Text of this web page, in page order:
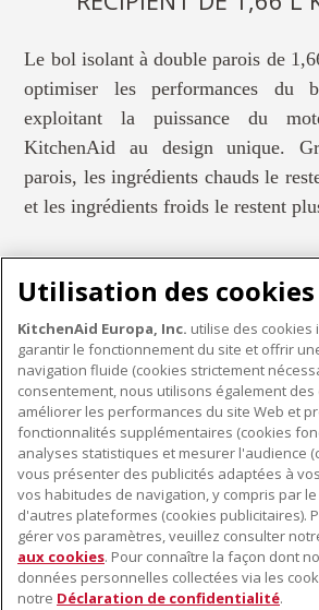
Le bol isolant à double parois de
optimiser les performances du
exploitant la puissance du
KitchenAid au design unique.
parois, les ingrédients chauds le
et les ingrédients froids le restent
PETITS
À PROPOS DE KITCHENAID
À propos de KitchenAid
Histoire de la marque
Communiqués de presse
ODR
NOS PRODUITS
Petits électroménagers
Matériel de cuisine
Accessoires
SERVICE CLIENT
Trouver un magasin
Utilisation des cookies
KitchenAid Europa, Inc. utilise des
garantir le fonctionnement du site et offrir
navigation fluide (cookies strictement
consentement, nous utilisons également
améliorer les performances du site Web et
fonctionnalités supplémentaires (cookies
analyses statistiques et mesurer l'audience
vous présenter des publicités adaptées à
vos habitudes de navigation, y compris par
d'autres plateformes (cookies publicitaires).
gérer vos paramètres, veuillez consulter
aux cookies. Pour connaître la façon dont
données personnelles collectées via les
notre Déclaration de confidentialité.